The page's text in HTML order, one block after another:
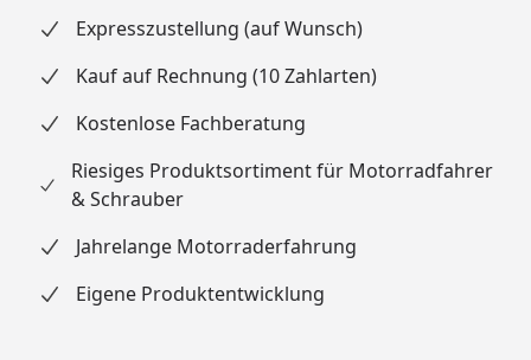
Expresszustellung (auf Wunsch)
Kauf auf Rechnung (10 Zahlarten)
Kostenlose Fachberatung
Riesiges Produktsortiment für Motorradfahrer
& Schrauber
Jahrelange Motorraderfahrung
Eigene Produktentwicklung